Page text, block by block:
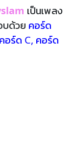
เป็นเพลง
บด้วย คอร์ด
คอร์ด C, คอร์ด